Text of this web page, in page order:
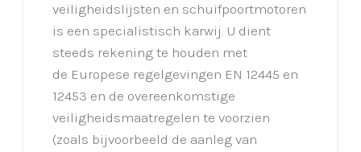
veiligheidslijsten en schuifpoortmotoren
is een specialistisch karwij. U dient
steeds rekening te houden met
de Europese regelgevingen EN 12445 en
12453 en de overeenkomstige
veiligheidsmaatregelen te voorzien
(zoals bijvoorbeeld de aanleg van